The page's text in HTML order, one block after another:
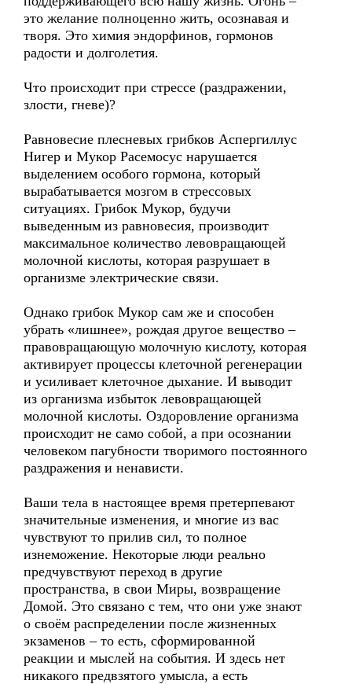
это желание полноценно жить, осознавая и
творя. Это химия эндорфинов, гормонов
радости и долголетия.
Что происходит при стрессе (раздражении,
злости, гневе)?
Равновесие плесневых грибков Аспергиллус
Нигер и Мукор Расемосус нарушается
выделением особого гормона, который
вырабатывается мозгом в стрессовых
ситуациях. Грибок Мукор, будучи
выведенным из равновесия, производит
максимальное количество левовращающей
молочной кислоты, которая разрушает в
организме электрические связи.
Однако грибок Мукор сам же и способен
убрать «лишнее», рождая другое вещество –
правовращающую молочную кислоту, которая
активирует процессы клеточной регенерации
и усиливает клеточное дыхание. И выводит
из организма избыток левовращающей
молочной кислоты. Оздоровление организма
происходит не само собой, а при осознании
человеком пагубности творимого постоянного
раздражения и ненависти.
Ваши тела в настоящее время претерпевают
значительные изменения, и многие из вас
чувствуют то прилив сил, то полное
изнеможение. Некоторые люди реально
предчувствуют переход в другие
пространства, в свои Миры, возвращение
Домой. Это связано с тем, что они уже знают
о своём распределении после жизненных
экзаменов – то есть, сформированной
реакции и мыслей на события. И здесь нет
никакого предвзятого умысла, а есть